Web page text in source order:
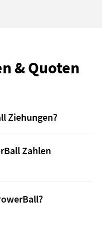
& Quoten
Ziehungen?
Tallahassee in
Donnerstag
Zahlen
22 Uhr)
Zahlen
Sonntagmorgen